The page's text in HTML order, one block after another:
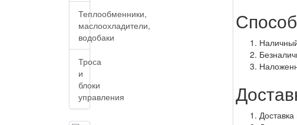
Теплообменники,
маслоохладители,
водобаки
Троса
и
блоки
управления